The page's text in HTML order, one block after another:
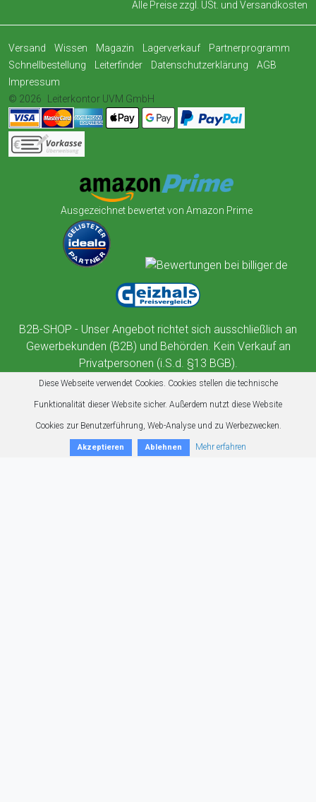
Alle Preise zzgl. USt. und Versandkosten
Versand Wissen Magazin Lagerverkauf
Partnerprogramm
Schnellbestellung
Leiterfinder Datenschutzerklärung
AGB
Impressum
© 2026
Leiterkontor UVM GmbH
Ausgezeichnet bewertet von Amazon Prime
B2B-SHOP - Unser Angebot richtet sich ausschließlich an
Gewerbekunden (B2B) und Behörden. Kein Verkauf an
Privatpersonen (i.S.d. §13 BGB).
Diese Webseite verwendet Cookies. Cookies stellen die technische
Funktionalität dieser Website sicher. Außerdem nutzt diese Website
Cookies zur Benutzerführung, Web-Analyse und zu Werbezwecken.
Akzeptieren Ablehnen Mehr erfahren